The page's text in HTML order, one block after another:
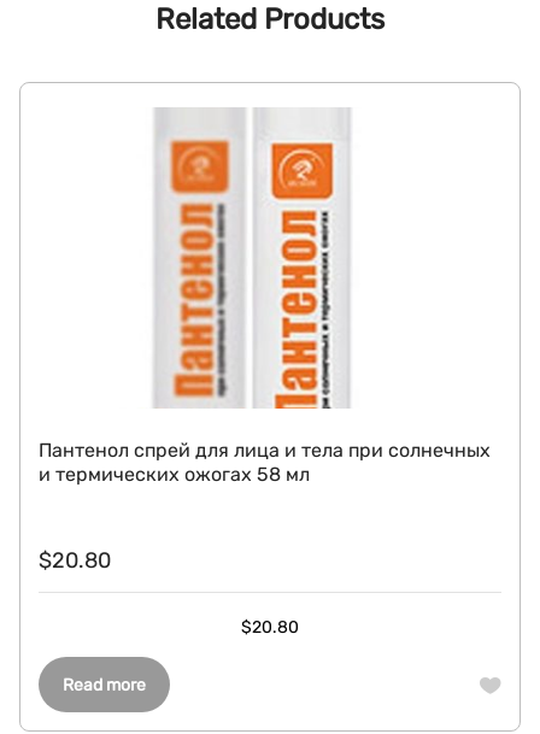
Related Products
Read more
Пантенол спрей для лица и тела при солнечных
и термических ожогах 58 мл
$20.80
$20.80